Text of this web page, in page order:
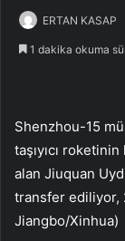
ERTAN KASAP
1 dakika okuma
Shenzhou-15
taşıyıcı
alan Jiuquan
transfer ediliyor,
Jiangbo/Xinhua)